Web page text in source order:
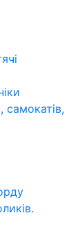
самокатів,